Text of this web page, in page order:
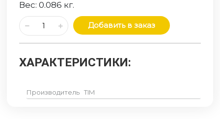
Вес:0.086 кг.
Добавить в заказ
ХАРАКТЕРИСТИКИ:
Производитель TIM